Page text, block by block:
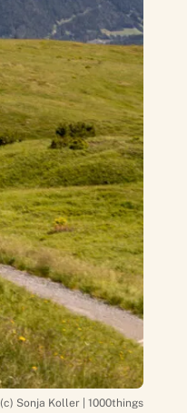
(c) Sonja Koller | 1000things